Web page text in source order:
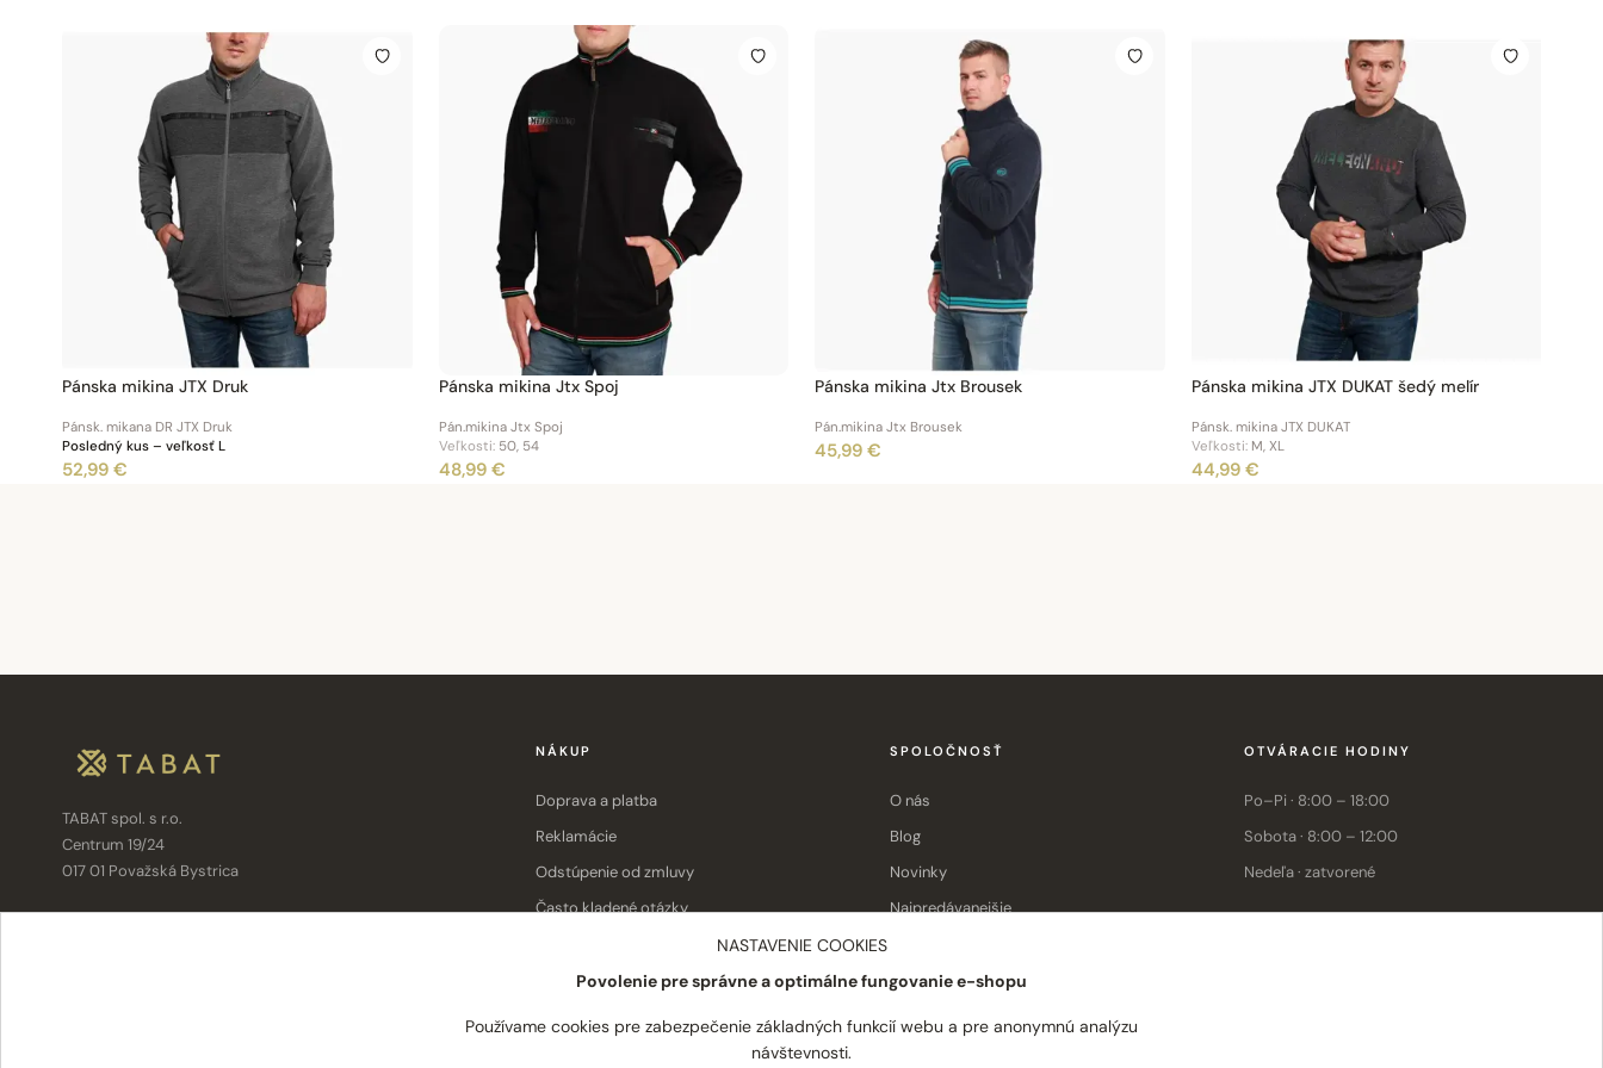
Pánska mikina JTX Druk
Pánsk. mikana DR JTX Druk
Posledný kus – veľkosť L
52,99 €
Pánska mikina Jtx Spoj
Pán.mikina Jtx Spoj
Veľkosti:50, 54
48,99 €
Pánska mikina Jtx Brousek
Pán.mikina Jtx Brousek
45,99 €
Pánska mikina JTX DUKAT šedý melír
Pánsk. mikina JTX DUKAT
Veľkosti:M, XL
44,99 €
TABAT spol. s r.o.
Centrum 19/24
017 01 Považská Bystrica
NÁKUP
Doprava a platba
Reklamácie
Odstúpenie od zmluvy
Často kladené otázky
SPOLOČNOSŤ
O nás
Blog
Novinky
Najpredávanejšie
OTVÁRACIE HODINY
Po–Pi · 8:00 – 18:00
Sobota · 8:00 – 12:00
Nedeľa · zatvorené
NASTAVENIE COOKIES
Povolenie pre správne a optimálne fungovanie e-shopu
Používame cookies pre zabezpečenie základných funkcií webu a pre anonymnú analýzu
návštevnosti.